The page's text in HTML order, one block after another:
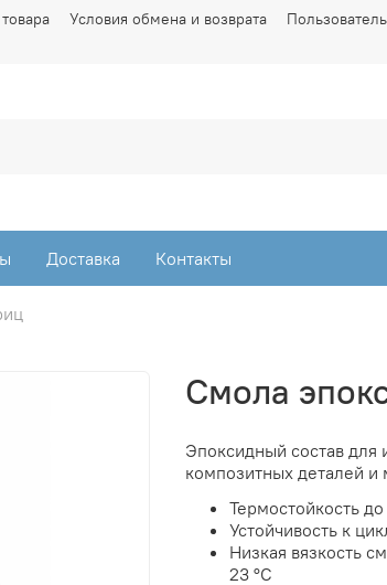
Условия обмена и возврата
Доставка Контакты
Смола
Эпоксидный состав для
композитных деталей и
Термостойкость
Устойчивость к
Низкая вязкость
23 °C